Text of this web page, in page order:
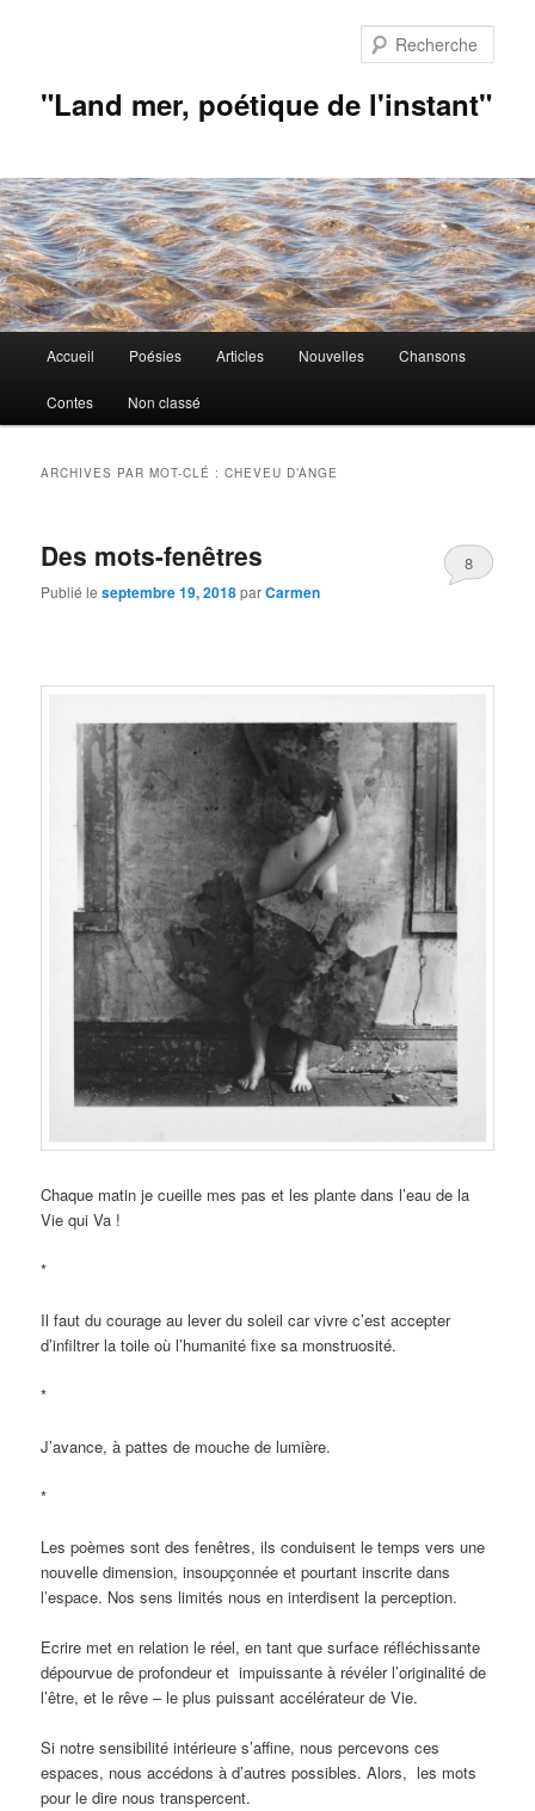
"Land mer, poétique de l'instant"
principal
Accueil Poésies Articles Nouvelles Chansons
Contes Non classé
ARCHIVES PAR MOT-CLÉ :CHEVEU D’ANGE
Des mots-fenêtres
Publié leseptembre 19, 2018parCarmen
8
Chaque matin je cueille mes pas et les plante dans l’eau de la
Vie qui Va !
*
Il faut du courage au lever du soleil car vivre c’est accepter
d’infiltrer la toile où l’humanité fixe sa monstruosité.
*
J’avance, à pattes de mouche de lumière.
*
Les poèmes sont des fenêtres, ils conduisent le temps vers une
nouvelle dimension, insoupçonnée et pourtant inscrite dans
l’espace. Nos sens limités nous en interdisent la perception.
Ecrire met en relation le réel, en tant que surface réfléchissante
dépourvue de profondeur et impuissante à révéler l’originalité de
l’être, et le rêve – le plus puissant accélérateur de Vie.
Si notre sensibilité intérieure s’affine, nous percevons ces
espaces, nous accédons à d’autres possibles. Alors, les mots
pour le dire nous transpercent.